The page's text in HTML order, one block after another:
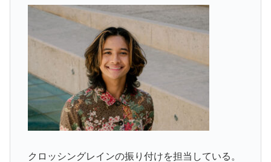
クロッシングレインの振り付けを担当している。